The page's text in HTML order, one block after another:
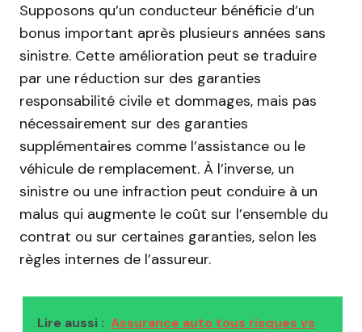
Supposons qu’un conducteur bénéficie d’un
bonus important après plusieurs années sans
sinistre. Cette amélioration peut se traduire
par une réduction sur des garanties
responsabilité civile et dommages, mais pas
nécessairement sur des garanties
supplémentaires comme l’assistance ou le
véhicule de remplacement. À l’inverse, un
sinistre ou une infraction peut conduire à un
malus qui augmente le coût sur l’ensemble du
contrat ou sur certaines garanties, selon les
règles internes de l’assureur.
Lire aussi : Assurance auto tous risques vs